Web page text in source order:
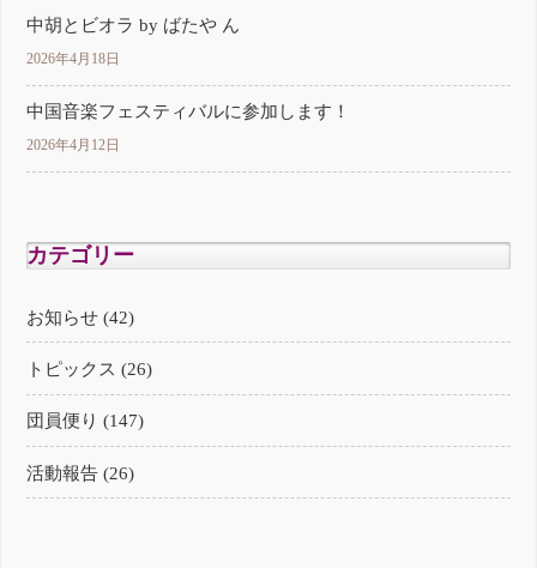
中胡とビオラ by ばたや ん
2026年4月18日
中国音楽フェスティバルに参加します！
2026年4月12日
カテゴリー
お知らせ (42)
トピックス (26)
団員便り (147)
活動報告 (26)